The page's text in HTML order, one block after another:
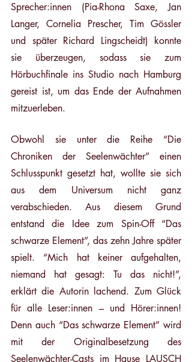
Sprecher:innen (Pia-Rhona Saxe, Jan
Langer, Cornelia Prescher, Tim Gössler
und später Richard Lingscheidt) konnte
sie überzeugen, sodass sie zum
Hörbuchfinale ins Studio nach Hamburg
gereist ist, um das Ende der Aufnahmen
mitzuerleben.
Obwohl sie unter die Reihe “Die
Chroniken der Seelenwächter” einen
Schlusspunkt gesetzt hat, wollte sie sich
aus dem Universum nicht ganz
verabschieden. Aus diesem Grund
entstand die Idee zum Spin-Off “Das
schwarze Element”, das zehn Jahre später
spielt. “Mich hat keiner aufgehalten,
niemand hat gesagt: Tu das nicht!”,
erklärt die Autorin lachend. Zum Glück
für alle Leser:innen – und Hörer:innen!
Denn auch “Das schwarze Element” wird
mit der Originalbesetzung des
Seelenwächter-Casts im Hause LAUSCH